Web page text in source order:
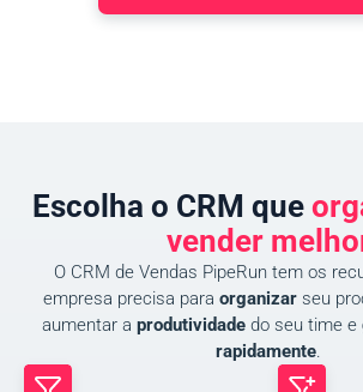
Escolha o CRM que
vender
O CRM de Vendas PipeRun tem os
empresa precisa para organizar seu
aumentar a produtividadedo seu time e
rapidamente.